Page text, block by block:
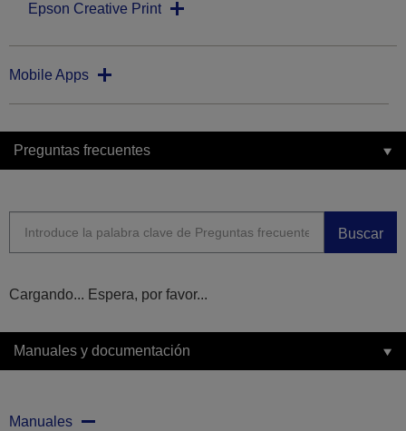
Epson Creative Print
Mobile Apps
Preguntas frecuentes
Buscar
Cargando... Espera, por favor...
Manuales y documentación
Manuales